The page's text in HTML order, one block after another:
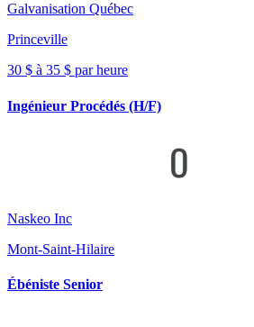
Galvanisation Québec
Princeville
30 $ à 35 $ par heure
Ingénieur Procédés (H/F)
Naskeo Inc
Mont-Saint-Hilaire
Ébéniste Senior